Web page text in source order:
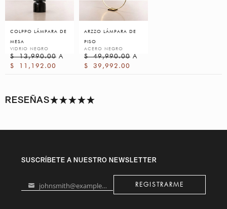
COLPPO LÁMPARA DE
MESA
VIDRIO NEGRO
$13,990.00 A
$
11,192.00
ARZZO LÁMPARA DE
PISO
ACERO NEGRO
$49,990.00 A
$
39,992.00
RESEÑAS
SUSCRÍBETE A NUESTRO NEWSLETTER
Your johnsmith@example.com REGISTRARME